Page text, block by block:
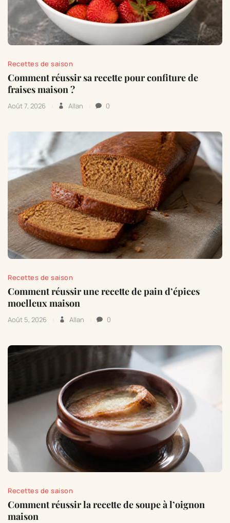
Recettes de saison
Comment réussir sa recette pour confiture de
fraises maison ?
Août 7, 2026 Allan 0
Recettes de saison
Comment réussir une recette de pain d’épices
moelleux maison
Août 5, 2026 Allan 0
Recettes de saison
Comment réussir la recette de soupe à l’oignon
maison